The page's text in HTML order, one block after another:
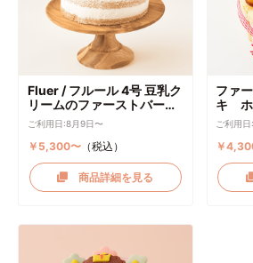
Fluer / フルール 4号 豆乳ク
リームのファーストバース
デーケーキ ケーキトッパー
付き
ご利用日:8月9日〜
￥5,300〜（税込）
商品詳細を見る
ファ
キ ホ
リーム
ご利用
￥